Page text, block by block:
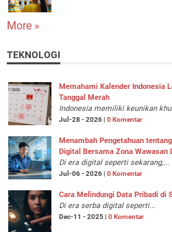
More »
TEKNOLOGI
Memahami Kalender Indonesia
Tanggal Merah
Indonesia memiliki keunikan
Jul-28 - 2026 | 0 Komentar
Menambah Pengetahuan
Digital Bersama Zona Wawasan
Di era digital seperti sekarang,...
Jul-06 - 2026 | 0 Komentar
Cara Melindungi Data Pribadi di
Di era serba digital seperti...
Dec-11 - 2025 | 0 Komentar